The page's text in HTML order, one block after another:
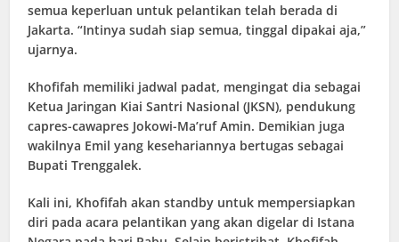
semua keperluan untuk pelantikan telah berada di
Jakarta. “Intinya sudah siap semua, tinggal dipakai aja,”
ujarnya.
Khofifah memiliki jadwal padat, mengingat dia sebagai
Ketua Jaringan Kiai Santri Nasional (JKSN), pendukung
capres-cawapres Jokowi-Ma’ruf Amin. Demikian juga
wakilnya Emil yang kesehariannya bertugas sebagai
Bupati Trenggalek.
Kali ini, Khofifah akan standby untuk mempersiapkan
diri pada acara pelantikan yang akan digelar di Istana